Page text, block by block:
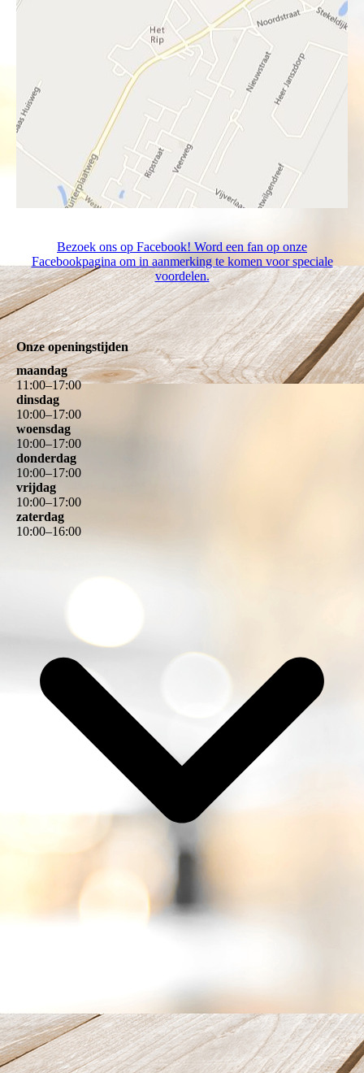
Bezoek ons op Facebook! Word een fan op onze
Facebookpagina om in aanmerking te komen voor speciale
voordelen.
Onze openingstijden
maandag
11:00–17:00
dinsdag
10:00–17:00
woensdag
10:00–17:00
donderdag
10:00–17:00
vrijdag
10:00–17:00
zaterdag
10:00–16:00